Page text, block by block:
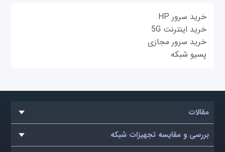
خرید سرور HP
خرید اینترنت 5G
خرید سرور مجازی
پسیو شبکه
مقالات
بررسی و مقایسه تجهیزات شبکه